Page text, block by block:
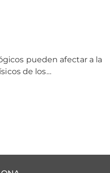
pueden afectar a la
de los…